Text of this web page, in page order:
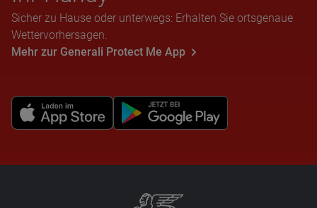
Sicher zu Hause oder unterwegs: Erhalten Sie ortsgenaue
Wettervorhersagen.
Mehr zur Generali Protect Me App